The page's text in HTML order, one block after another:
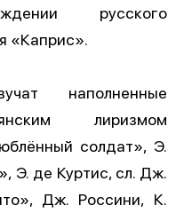
русского
«Каприс».
наполненные
лиризмом
солдат», Э.
Э. де Куртис, сл. Дж.
Дж. Россини, К.